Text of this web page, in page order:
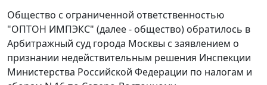
Общество с ограниченной ответственностью
"ОПТОН ИМПЭКС" (далее - общество) обратилось в
Арбитражный суд города Москвы с заявлением о
признании недействительным решения Инспекции
Министерства Российской Федерации по налогам и